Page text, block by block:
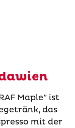
Maple” ist
das
mit der